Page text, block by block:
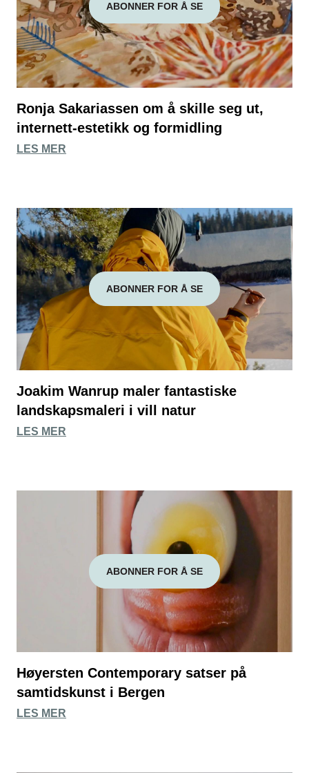
ABONNER FOR Å SE
Ronja Sakariassen om å skille seg ut,
internett-estetikk og formidling
LES MER
ABONNER FOR Å SE
Joakim Wanrup maler fantastiske
landskapsmaleri i vill natur
LES MER
ABONNER FOR Å SE
Høyersten Contemporary satser på
samtidskunst i Bergen
LES MER